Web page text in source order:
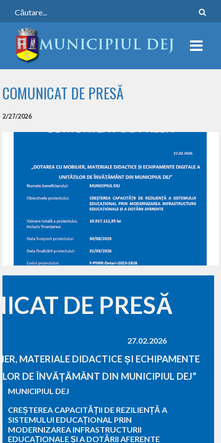
COMUNICAT DE PRESĂ
2/27/2026
DE PRESĂ
27.02.2026
MATERIALE DIDACTICE ȘI ECHIPAMENTE
DE ÎNVĂȚĂMÂNT DIN MUNICIPIUL DEJ”
MUNICIPIUL DEJ
CREȘTEREA CAPACITĂȚII DE REZILIENȚĂ A
SISTEMULUI EDUCAȚIONAL PRIN
MODERNIZAREA INFRASTRUCTURII
EDUCAȚIONALE ȘI A DOTĂRII AFERENTE